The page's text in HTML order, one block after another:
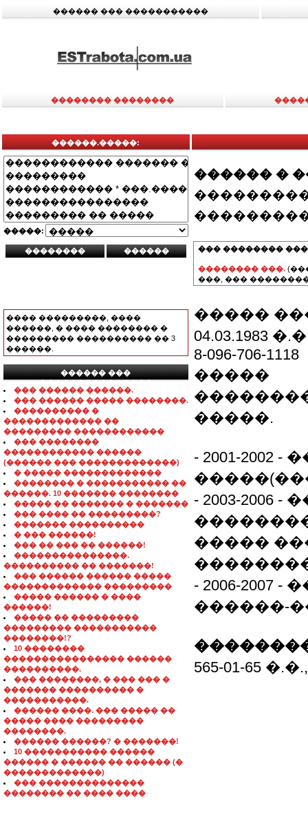
������ ��� �����������
�������� ��������
������.�����:
�����:
���� ���������, ����
������, � ���� �������� �
��������� ���������� �� 3
������.
������ ���
���������������
��� ������ ������.
��� ������ ����� ��������.
���������� �
������������� ��
��������� ������������
��� ��������
������������ ������
(������ ��� �������������)
� ����� �������������
�������� � ����������� ��
������. 10 ������� ��������
����� �� ������� � �������
��� ���� �� ���������?
������� ����������
� ��� ������!
��� �� ��� �� ������!
���������������.
���������� �� �������!
��� ������ ������ �����
������������� ���������
����� ������ � ����
������!
����� �� ���������
��������� �����������
��������!?
10 ��������
���������������� ������
����������.
��� ��������, � ��� ��� �
������� ���������� �
�����������.
������ ����. ��� ����� ��
����� ���� ���������
��������.
������ ������? � �������!
10 ����������� ������
������ � ������ �� ������ (�
�������������)
��� ��������������
�������� �� ���� ����
������ �
��� ��������
�������� ���.
���, ���
�����
04.03.1983
8-096-706-1118
�����
�����.
- 2001-2002
- 2003-2006
�����
- 2006-
������-
565-01-65